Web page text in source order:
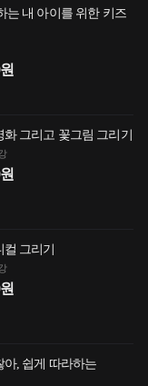
는 내 아이를 위한 키즈
원
그리고 꽃그림 그리기
원
그리기
원
아, 쉽게 따라하는